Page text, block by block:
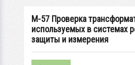
М-57 Проверка
используемых в системах
защиты и измерения